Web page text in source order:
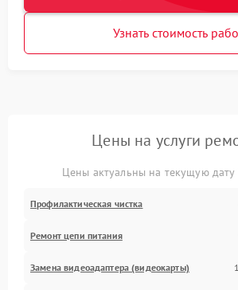
Узнать стоимость
Цены на услуги
Цены актуальны на текущую
Профилактическая чистка
Ремонт цепи питания
Замена видеоадаптера (видеокарты)